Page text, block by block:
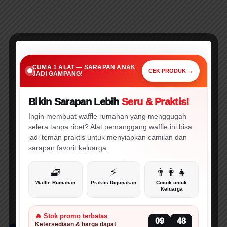
direktoratk2krs.kemsos.go.id
Penyunting: elibrary.id
CUMA 1 ALAT — SARAPAN ANAK
JADI GAMPANG!
CEK PRODUK →
🔥 WAJIB CEK! ⚡ PROMO
Cuma 1 Alat Ini,
Sarapan Anak Jadi Gampang!
Bikin Sarapan LebihSeru & Praktis!
Ingin membuat waffle rumahan yang menggugah
selera tanpa ribet? Alat pemanggang waffle ini bisa
jadi teman praktis untuk menyiapkan camilan dan
sarapan favorit keluarga.
🧇
Waffle Rumahan
⚡
Praktis Digunakan
👨‍👩‍👧
Cocok untuk
Keluarga
🔥 Stok promo terbatas
Ketersediaan & harga dapat
09 47